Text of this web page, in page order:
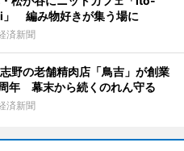
編み物好きが集う場に
済新聞
野の老舗精肉店「鳥吉」が創業
年 幕末から続くのれん守る
済新聞